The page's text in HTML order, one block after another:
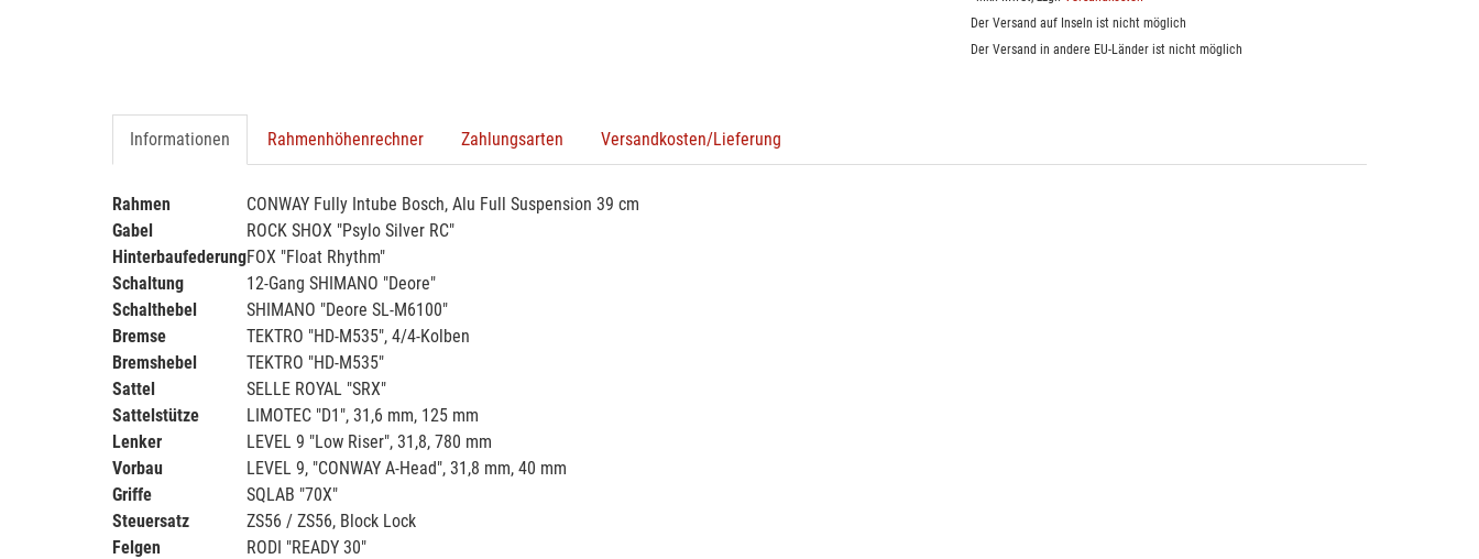
Der Versand auf Inseln ist nicht möglich
Der Versand in andere EU-Länder ist nicht möglich
Informationen Rahmenhöhenrechner Zahlungsarten Versandkosten/Lieferung
Rahmen
CONWAY Fully Intube Bosch, Alu Full Suspension 39 cm
Gabel
ROCK SHOX "Psylo Silver RC"
HinterbaufederungFOX "Float Rhythm"
Schaltung
12-Gang SHIMANO "Deore"
Schalthebel
SHIMANO "Deore SL-M6100"
Bremse
TEKTRO "HD-M535", 4/4-Kolben
Bremshebel
TEKTRO "HD-M535"
Sattel
SELLE ROYAL "SRX"
Sattelstütze
LIMOTEC "D1", 31,6 mm, 125 mm
Lenker
LEVEL 9 "Low Riser", 31,8, 780 mm
Vorbau
LEVEL 9, "CONWAY A-Head", 31,8 mm, 40 mm
Griffe
SQLAB "70X"
Steuersatz
ZS56 / ZS56, Block Lock
Felgen
RODI "READY 30"